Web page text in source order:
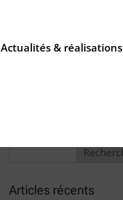
Actualités & réalisations
Articles récents